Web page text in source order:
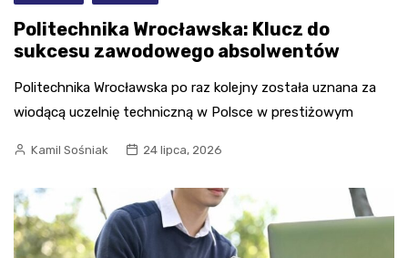
Politechnika Wrocławska: Klucz do
sukcesu zawodowego absolwentów
Politechnika Wrocławska po raz kolejny została uznana za
wiodącą uczelnię techniczną w Polsce w prestiżowym
Kamil Sośniak 24 lipca, 2026